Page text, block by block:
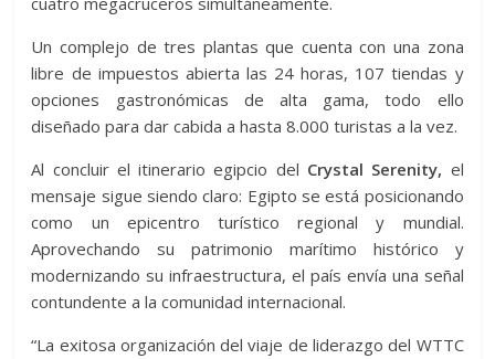
Un complejo de tres plantas que cuenta con una zona
libre de impuestos abierta las 24 horas, 107 tiendas y
opciones gastronómicas de alta gama, todo ello
diseñado para dar cabida a hasta 8.000 turistas a la vez.
Al concluir el itinerario egipcio del Crystal Serenity, el
mensaje sigue siendo claro: Egipto se está posicionando
como un epicentro turístico regional y mundial.
Aprovechando su patrimonio marítimo histórico y
modernizando su infraestructura, el país envía una señal
contundente a la comunidad internacional.
“La exitosa organización del viaje de liderazgo del WTTC